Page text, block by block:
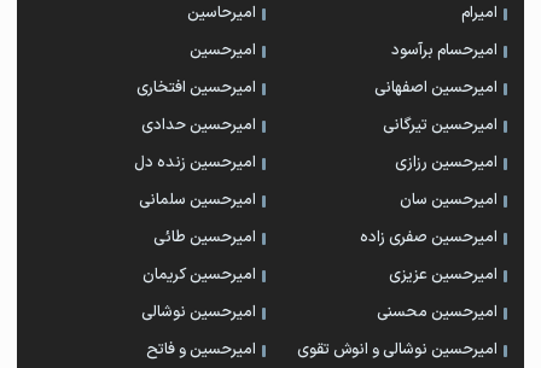
امیرام
امیرحاسین
امیرحسام برآسود
امیرحسین
امیرحسین اصفهانی
امیرحسین افتخاری
امیرحسین تیرگانی
امیرحسین حدادی
امیرحسین رزازی
امیرحسین زنده دل
امیرحسین سان
امیرحسین سلمانی
امیرحسین صفری زاده
امیرحسین طائی
امیرحسین عزیزی
امیرحسین کریمان
امیرحسین محسنی
امیرحسین نوشالی
امیرحسین نوشالی و انوش تقوی
امیرحسین و فاتح